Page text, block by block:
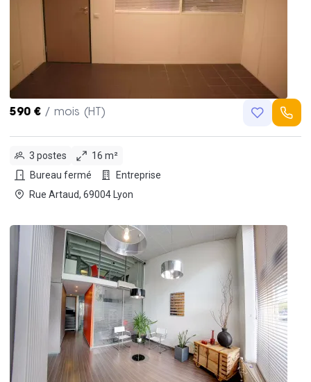
590 € / mois (HT)
3 postes
16 m²
Bureau fermé
Entreprise
Rue Artaud, 69004 Lyon